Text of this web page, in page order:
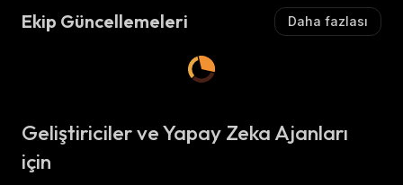
Ekip Güncellemeleri Daha fazlası
Geliştiriciler ve Yapay Zeka Ajanları
için